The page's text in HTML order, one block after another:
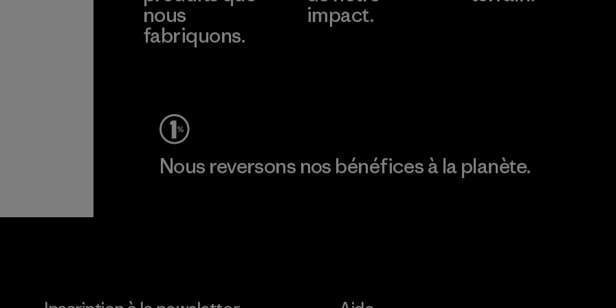
nous
fabriquons.
impact.
Nous reversons nos bénéfices à la planète.